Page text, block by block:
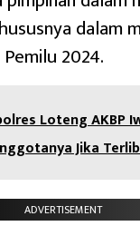
dalam
2024.
Loteng AKBP
Jika
ADVERTISEMENT